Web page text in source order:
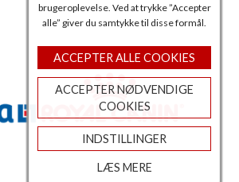
brugeroplevelse. Ved at trykke ”Accepter
alle” giver du samtykke til disse formål.
ACCEPTER ALLE COOKIES
ACCEPTER NØDVENDIGE
COOKIES
INDSTILLINGER
LÆS MERE